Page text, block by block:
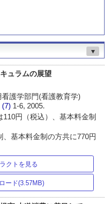
▼
ュラムの展望
護学部門(看護教育学)
(7) 1-6, 2005.
円（税込）、基本料金制
基本料金制の方共に770円
クトを見る
ード(3.57MB)